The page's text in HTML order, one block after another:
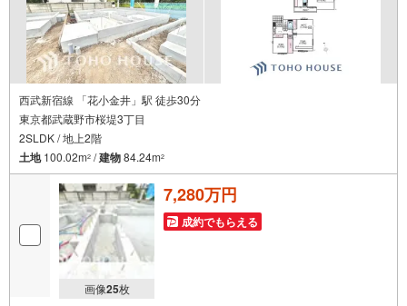
西武新宿線 「花小金井」駅 徒歩30分
東京都武蔵野市桜堤3丁目
2SLDK / 地上2階
土地100.02m2 /建物84.24m2
画像25枚
7,280万円
成約でもらえる